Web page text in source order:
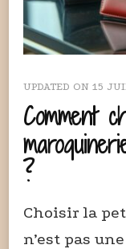
UPDATED ON 15
Comment
?
Choisir la
n’est pas